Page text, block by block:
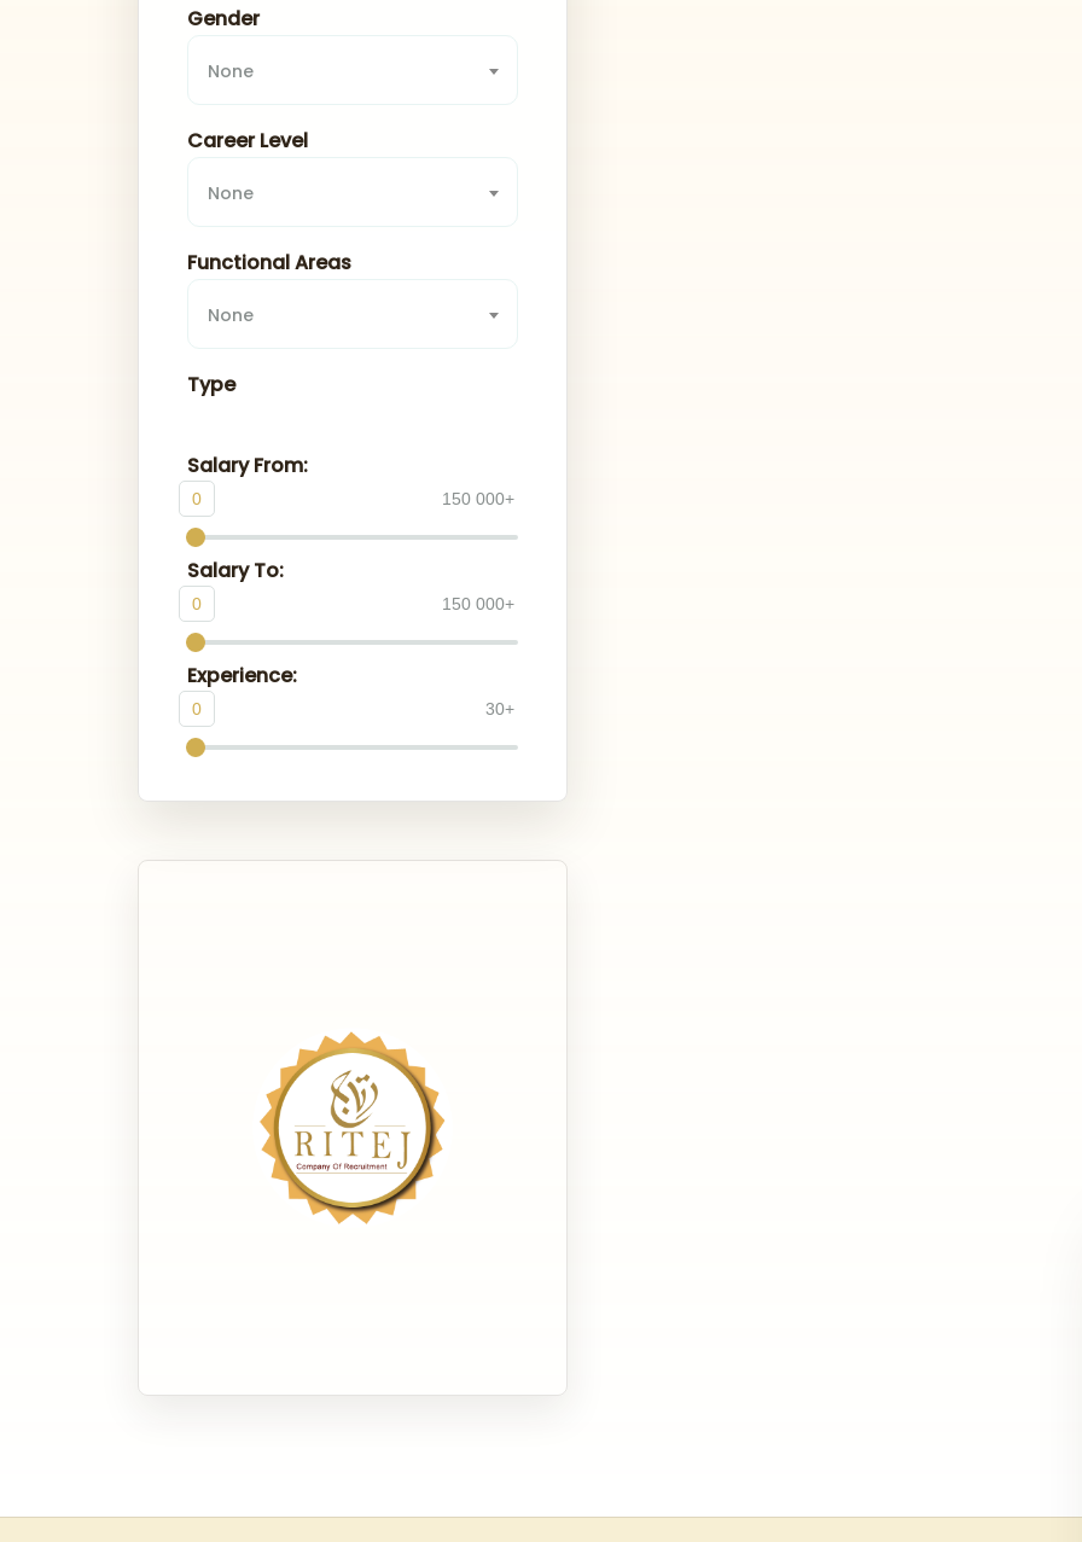
Gender
None
Career Level
None
Functional Areas
None
Type
Salary From:
150 000+
0
Salary To:
150 000+
0
Experience:
30+
0